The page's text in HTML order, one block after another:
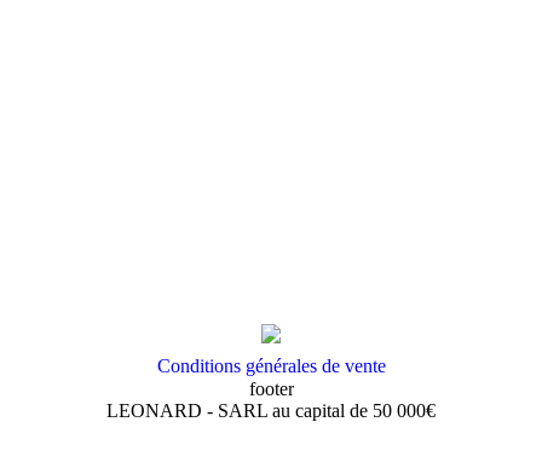
Conditions générales de vente
footer
LEONARD - SARL au capital de 50 000€